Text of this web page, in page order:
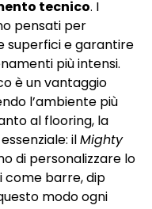
tecnico. I
pensati per
superfici e garantire
più intensi.
è un vantaggio
l’ambiente più
al flooring, la
ilMighty
di personalizzare lo
come barre, dip
modo ogni